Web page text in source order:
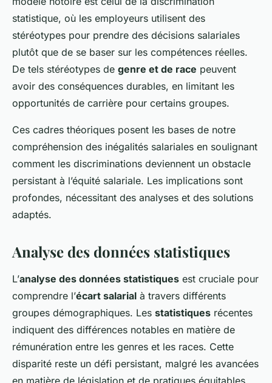
statistique, où les employeurs utilisent des
stéréotypes pour prendre des décisions salariales
plutôt que de se baser sur les compétences réelles.
De tels stéréotypes de genre et de race peuvent
avoir des conséquences durables, en limitant les
opportunités de carrière pour certains groupes.
Ces cadres théoriques posent les bases de notre
compréhension des inégalités salariales en soulignant
comment les discriminations deviennent un obstacle
persistant à l’équité salariale. Les implications sont
profondes, nécessitant des analyses et des solutions
adaptés.
Analyse des données statistiques
L’analyse des données statistiques est cruciale pour
comprendre l’écart salarial à travers différents
groupes démographiques. Les statistiques récentes
indiquent des différences notables en matière de
rémunération entre les genres et les races. Cette
disparité reste un défi persistant, malgré les avancées